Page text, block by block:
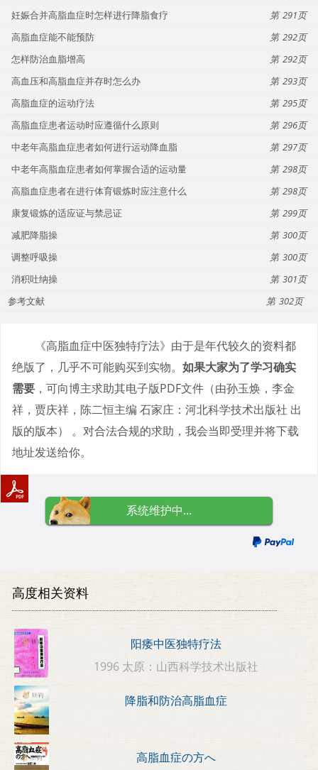
妊娠合并高脂血症时怎样进行降脂食疗
291
高脂血症能不能预防
292
怎样防治血脂增高
292
高血压和高脂血症并存时怎么办
293
高脂血症的运动疗法
295
高脂血症患者运动时应遵循什么原则
296
中老年高脂血症患者如何进行运动降血脂
297
中老年高脂血症患者如何掌握合适的运动量
298
高脂血症患者在进行体育锻炼时应注意什么
298
康复锻炼的适应证与禁忌证
299
减肥降脂操
300
调整呼吸操
300
消积吐纳操
301
参考文献
302
《高脂血症中医独特疗法》由于是年代较久的资料都
绝版了，几乎不可能购买到实物。 如果大家为了学习确实
需要 ，可向博主求助其电子版PDF文件（由孙玉焕，李金
祥，贾庆祥，陈二恒主编 石家庄：河北科学技术出版社 出
版的版本） 。对合法合规的求助，我会当即受理并将下载
地址发送给你。
系统维护中...
高度相关资料
阳痿中医独特疗法
1996 太原：山西科学技术出版社
降脂和防治高脂血症
高脂血症の方へ